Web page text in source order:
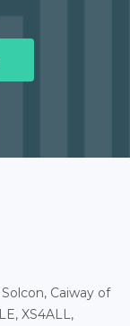
Caiway of
XS4ALL,